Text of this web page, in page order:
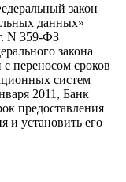
закон
данных»
N 359-ФЗ
закона
переносом сроков
систем
2011, Банк
предоставления
и установить его